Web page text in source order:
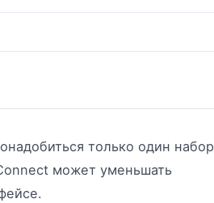
только один набор
может уменьшать